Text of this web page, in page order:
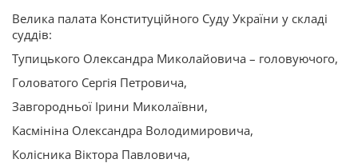
Велика палата Конституційного Суду України у складі
суддів:
Тупицького Олександра Миколайовича – головуючого,
Головатого Сергія Петровича,
Завгородньої Ірини Миколаївни,
Касмініна Олександра Володимировича,
Колісника Віктора Павловича,